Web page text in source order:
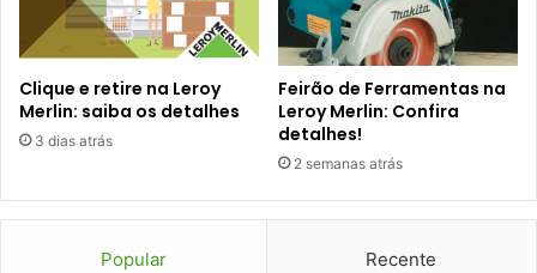
Clique e retire na Leroy
Merlin: saiba os detalhes
3 dias atrás
Feirão de Ferramentas na
Leroy Merlin: Confira
detalhes!
2 semanas atrás
Popular Recente